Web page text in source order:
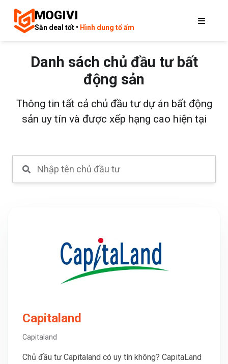
MOGIVI
Săn deal tốt • Hình dung tổ ấm
Danh sách chủ đầu tư bất
động sản
Thông tin tất cả chủ đầu tư dự án bất động
sản uy tín và được xếp hạng cao hiện tại
Capitaland
Capitaland
Chủ đầu tư Capitaland có uy tín không? CapitaLand